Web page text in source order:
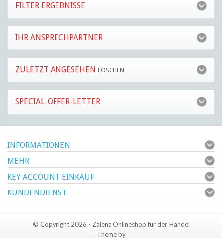
FILTER ERGEBNISSE
IHR ANSPRECHPARTNER
ZULETZT ANGESEHEN LÖSCHEN
SPECIAL-OFFER-LETTER
INFORMATIONEN
MEHR
KEY ACCOUNT EINKAUF
KUNDENDIENST
© Copyright 2026 - Zalena Onlineshop für den Handel
Theme by